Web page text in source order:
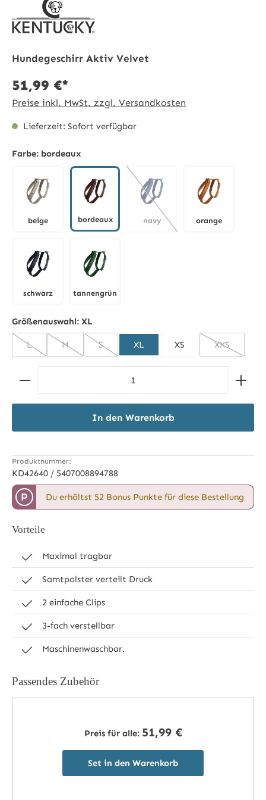
Hundegeschirr Aktiv Velvet
51,99 €*
Preise inkl. MwSt. zzgl. Versandkosten
Lieferzeit: Sofort verfügbar
Farbe: bordeaux
beige bordeaux navy orange
schwarz tannengrün
Größenauswahl: XL
L
(Diese Option ist zurzeit nicht verfügbar.)
M
(Diese Option ist zurzeit nicht verfügbar.)
S
(Diese Option ist zurzeit nicht verfügbar.)
XL XS XXS
(Diese
Produkt Anzahl: Gib den gewünschten Wert ein
In den Warenkorb
Produktnummer:
KD42640 / 5407008894788
P Du erhältst 52 Bonus Punkte für diese Bestellung
Vorteile
Maximal tragbar
Samtpolster verteilt Druck
2 einfache Clips
3-fach verstellbar
Maschinenwaschbar.
Passendes Zubehör
Preis für alle: 51,99 €
Set in den Warenkorb